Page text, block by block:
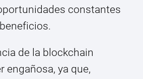
constantes
de la blockchain
engañosa, ya que,